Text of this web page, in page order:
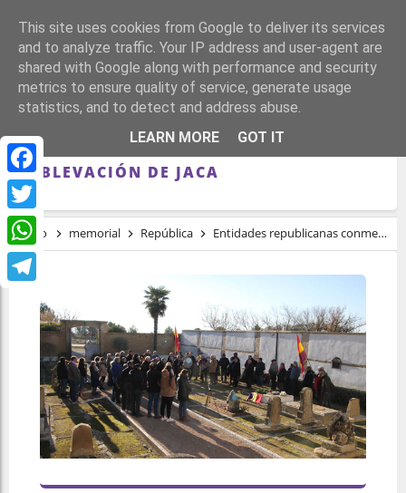
Facebook
Twitter
WhatsApp
ENTIDADES REPUBLICANAS
CONMEMORAN UN AÑO MÁS LA
SUBLEVACIÓN DE JACA
Inicio memorial República Entidades republicanas conmemoran un año más la sublevación de Jaca
This site uses cookies from Google to deliver its services
and to analyze traffic. Your IP address and user-agent are
shared with Google along with performance and security
metrics to ensure quality of service, generate usage
statistics, and to detect and address abuse.
LEARN MORE
GOT IT